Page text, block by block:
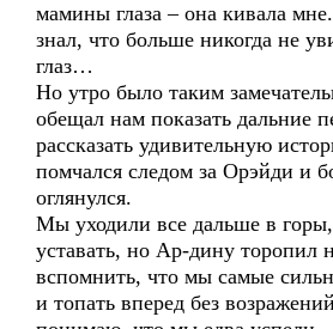
мамины глаза – она кивала
знал, что больше никогда не
глаз…
Но утро было таким
обещал нам показать дальние
рассказать удивительную
помчался следом за Орэйди и
оглянулся.
Мы уходили все дальше в горы,
уставать, но Ар-дину торопил
вспомнить, что мы самые
и топать вперед без